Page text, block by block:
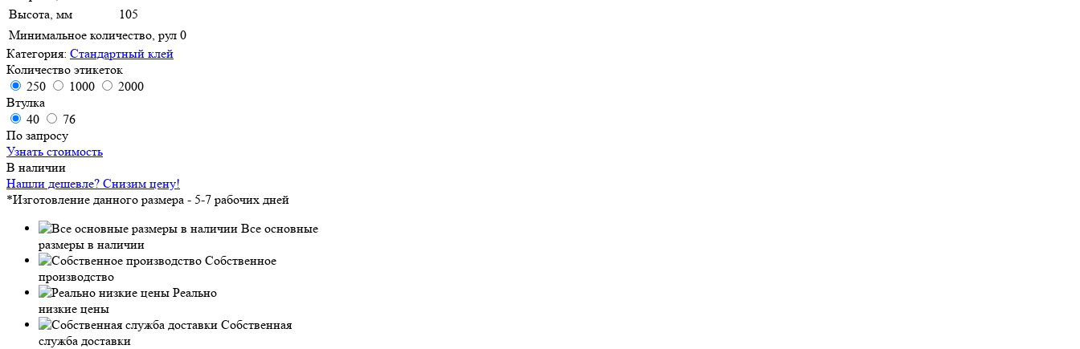
Высота, мм
105
Минимальное количество, рул 0
Категория: Стандартный клей
Количество этикеток
250
1000
2000
Втулка
40
76
По запросу
Узнать стоимость
В наличии
Нашли дешевле? Снизим цену!
*Изготовление данного размера - 5-7 рабочих дней
Все основные
размеры в наличии
Собственное
производство
Реально
низкие цены
Собственная
служба доставки